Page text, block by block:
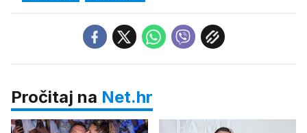
Pročitaj na Net.hr